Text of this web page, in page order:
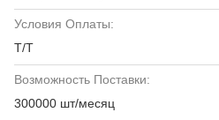
Условия Оплаты:
Т/Т
Возможность Поставки:
300000 шт/месяц